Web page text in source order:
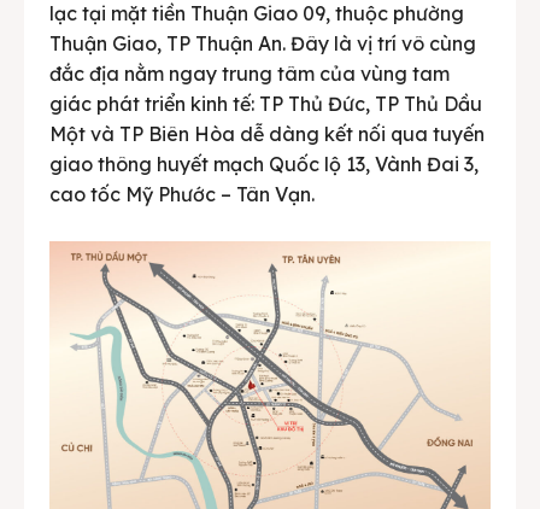
lạc tại mặt tiền Thuận Giao 09, thuộc phường
Thuận Giao, TP Thuận An. Đây là vị trí vô cùng
đắc địa nằm ngay trung tâm của vùng tam
giác phát triển kinh tế: TP Thủ Đức, TP Thủ Dầu
Một và TP Biên Hòa dễ dàng kết nối qua tuyến
giao thông huyết mạch Quốc lộ 13, Vành Đai 3,
cao tốc Mỹ Phước – Tân Vạn.